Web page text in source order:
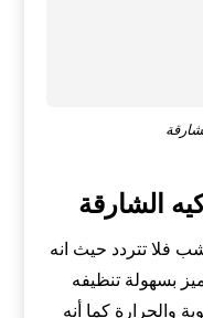
الشارقة
فلا تتردد حيث انه
بسهولة تنظيفه
والحرارة كما أنه